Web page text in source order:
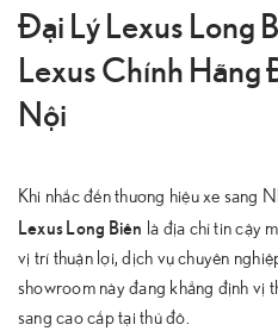
Đại Lý Lexus Long
Lexus Chính Hãng
Nội
Khi nhắc đến thương hiệu xe sang
Lexus Long Biên là địa chỉ tin cậy
vị trí thuận lợi, dịch vụ chuyên
showroom này đang khẳng định vị
sang cao cấp tại thủ đô.